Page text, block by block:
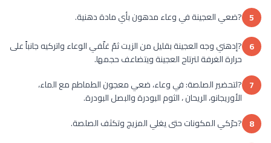
5 ?ضعي العجينة في وعاء مدهون بأي مادة دهنية.
6 ?إدهني وجه العجينة بقليل من الزيت ثمّ غلّفي الوعاء واتركيه جانباً على
حرارة الغرفة لترتاح العجينة ويتضاعف حجمها.
7 ?لتحضير الصلصة: في وعاء، ضعي معجون الطماطم مع الماء،
الأوريجانو، الريحان ، الثوم البودرة والبصل البودرة.
8 ?حرّكي المكونات حتى يغلي المزيج وتكثف الصلصة.